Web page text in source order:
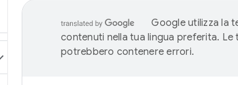
Google utilizza la
contenuti nella tua lingua preferita. Le
potrebbero contenere errori.